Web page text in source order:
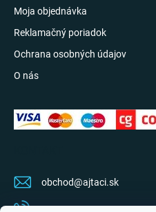
Moja objednávka
Reklamačný poriadok
Ochrana osobných údajov
O nás
obchod@ajtaci.sk
0904 07 34 34